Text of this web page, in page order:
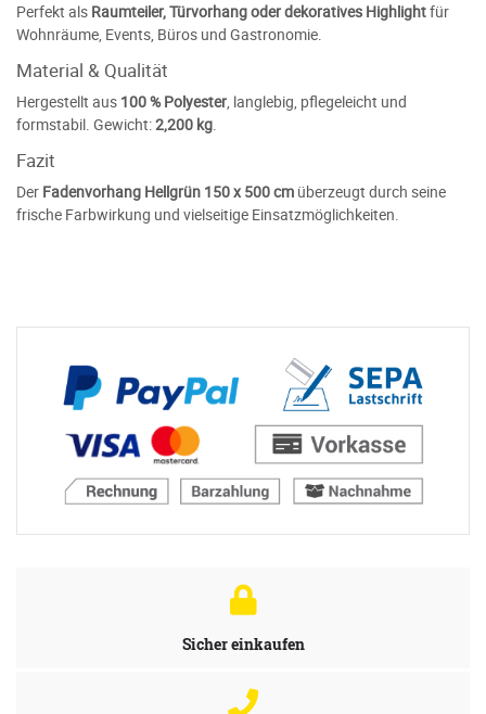
Perfekt als Raumteiler, Türvorhang oder dekoratives Highlightfür
Wohnräume, Events, Büros und Gastronomie.
Material & Qualität
Hergestellt aus 100 % Polyester , langlebig, pflegeleicht und
formstabil. Gewicht:2,200 kg
Fazit
Der Fadenvorhang Hellgrün 150 x 500 cm überzeugt durch seine
frische Farbwirkung und vielseitige Einsatzmöglichkeiten.
Sicher einkaufen